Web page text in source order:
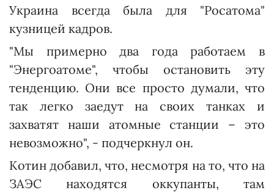
Украина всегда была для "Росатома"
кузницей кадров.
"Мы примерно два года работаем в
"Энергоатоме", чтобы остановить эту
тенденцию. Они все просто думали, что
так легко заедут на своих танках и
захватят наши атомные станции – это
невозможно", - подчеркнул он.
Котин добавил, что, несмотря на то, что на
ЗАЭС находятся оккупанты, там